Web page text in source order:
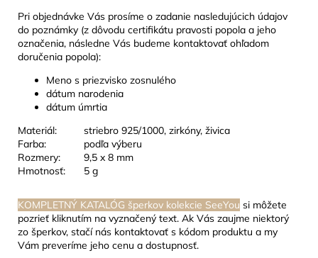
Pri objednávke Vás prosíme o zadanie nasledujúcich údajov
do poznámky (z dôvodu certifikátu pravosti popola a jeho
označenia, následne Vás budeme kontaktovať ohľadom
doručenia popola):
Meno s priezvisko zosnulého
dátum narodenia
dátum úmrtia
Materiál:
striebro 925/1000, zirkóny, živica
Farba:
podľa výberu
Rozmery:
9,5 x 8 mm
Hmotnosť:
5 g
KOMPLETNÝ KATALÓG šperkov kolekcie SeeYou si môžete
pozrieť kliknutím na vyznačený text. Ak Vás zaujme niektorý
zo šperkov, stačí nás kontaktovať s kódom produktu a my
Vám preveríme jeho cenu a dostupnosť.